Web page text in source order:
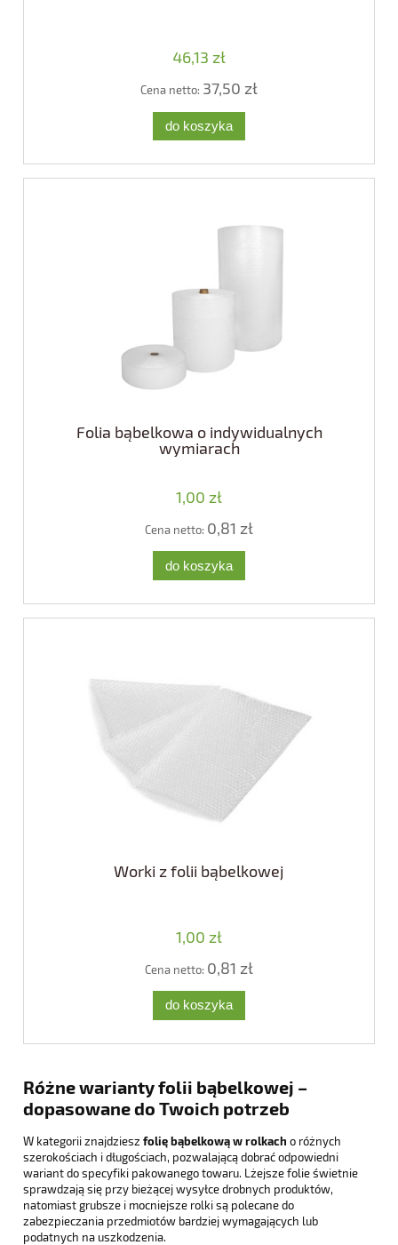
46,13 zł
Cena netto: 37,50 zł
do koszyka
Folia bąbelkowa o indywidualnych
wymiarach
1,00 zł
Cena netto: 0,81 zł
do koszyka
Worki z folii bąbelkowej
1,00 zł
Cena netto: 0,81 zł
do koszyka
Różne warianty folii bąbelkowej –
dopasowane do Twoich potrzeb
W kategorii znajdziesz folię bąbelkową w rolkach o różnych
szerokościach i długościach, pozwalającą dobrać odpowiedni
wariant do specyfiki pakowanego towaru. Lżejsze folie świetnie
sprawdzają się przy bieżącej wysyłce drobnych produktów,
natomiast grubsze i mocniejsze rolki są polecane do
zabezpieczania przedmiotów bardziej wymagających lub
podatnych na uszkodzenia.